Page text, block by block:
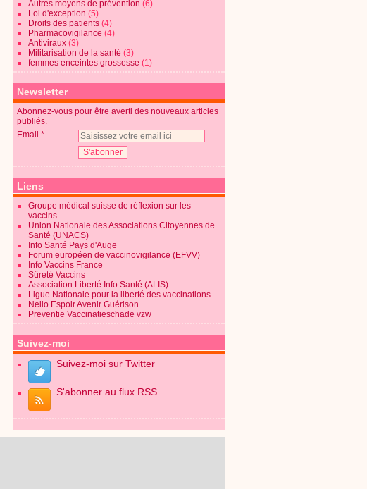
Autres moyens de prévention (6)
Loi d'exception (5)
Droits des patients (4)
Pharmacovigilance (4)
Antiviraux (3)
Militarisation de la santé (3)
femmes enceintes grossesse (1)
Newsletter
Abonnez-vous pour être averti des nouveaux articles
publiés.
Email
Liens
Groupe médical suisse de réflexion sur les
vaccins
Union Nationale des Associations Citoyennes de
Santé (UNACS)
Info Santé Pays d'Auge
Forum européen de vaccinovigilance (EFVV)
Info Vaccins France
Sûreté Vaccins
Association Liberté Info Santé (ALIS)
Ligue Nationale pour la liberté des vaccinations
Nello Espoir Avenir Guérison
Preventie Vaccinatieschade vzw
Suivez-moi
Suivez-moi sur Twitter
S'abonner au flux RSS